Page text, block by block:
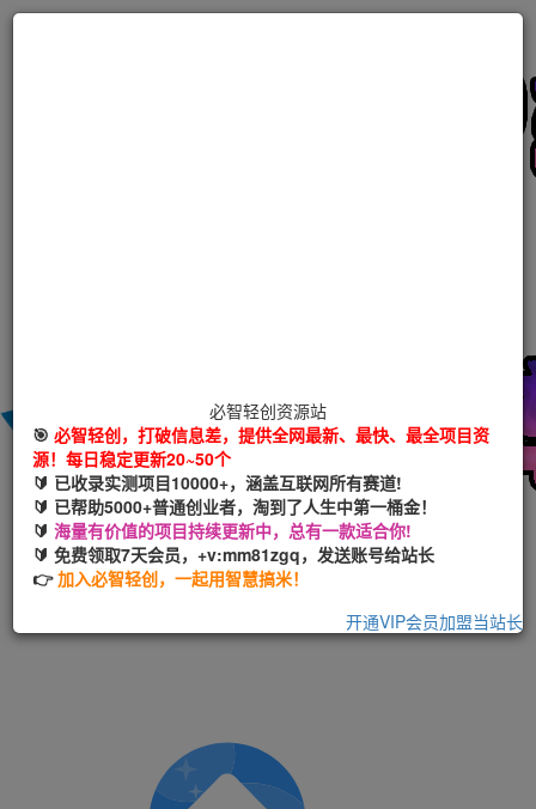
必智轻创资源站
🎯 必智轻创，打破信息差，提供全网最新、最快、最全项目资
源！每日稳定更新20~50个
🔰 已收录实测项目10000+，涵盖互联网所有赛道!
🔰 已帮助5000+普通创业者，淘到了人生中第一桶金！
🔰 海量有价值的项目持续更新中，总有一款适合你!
🔰 免费领取7天会员，+v:mm81zgq，发送账号给站长
👉加入必智轻创，一起用智慧搞米！
开通VIP会员加盟当站长